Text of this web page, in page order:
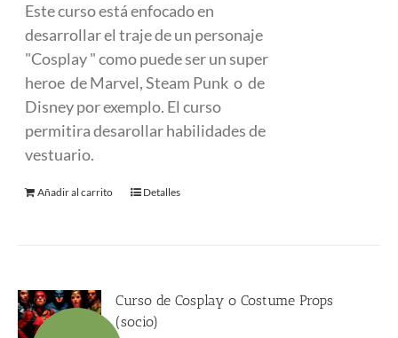
Este curso está enfocado en
desarrollar el traje de un personaje
"Cosplay " como puede ser un super
heroe de Marvel, Steam Punk o de
Disney por exemplo. El curso
permitira desarollar habilidades de
vestuario.
Añadir al carrito Detalles
Curso de Cosplay o Costume Props
(socio)